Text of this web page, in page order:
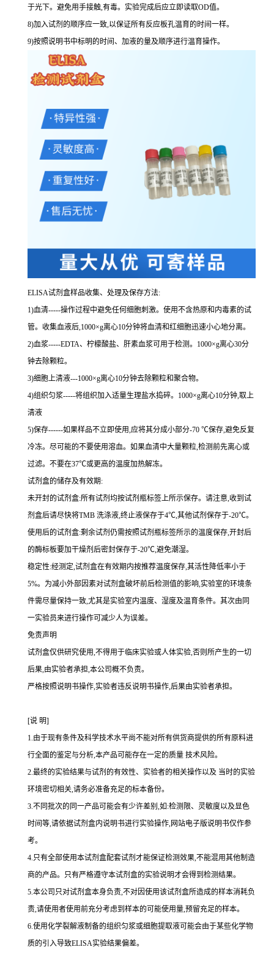
于光下。避免用手接触,有毒。实验完成后应立即读取OD值。
8)加入试剂的顺序应一致,以保证所有反应板孔温育的时间一样。
9)按照说明书中标明的时间、加液的量及顺序进行温育操作。
ELISA试剂盒样品收集、处理及保存方法:
1)血清-----操作过程中避免任何细胞刺激。使用不含热原和内毒素的试
管。收集血液后,1000×g离心10分钟将血清和红细胞迅速小心地分离。
2)血浆-----EDTA、柠檬酸盐、肝素血浆可用于检测。 1000×g离心30分
钟去除颗粒。
3)细胞上清液---1000×g离心10分钟去除颗粒和聚合物。
4)组织匀浆-----将组织加入适量生理盐水捣碎。 1000×g离心10分钟,取上
清液
5)保存------如果样品不立即使用,应将其分成小部分-70 ℃保存,避免反复
冷冻。尽可能的不要使用溶血。如果血清中大量颗粒,检测前先离心或
过滤。不要在37℃或更高的温度加热解冻。
试剂盒的储存及有效期:
未开封的试剂盒:所有试剂均按试剂瓶标签上所示保存。请注意,收到试
剂盒后请尽快将TMB 洗涤液,终止液保存于4℃,其他试剂保存于-20℃。
使用后的试剂盒:剩余试剂仍需按照试剂瓶标签所示的温度保存,开封后
的酶标板要加干燥剂后密封保存于-20℃,避免潮湿。
稳定性:经测定,试剂盒在有效期内按推荐温度保存,其活性降低率小于
5%。为减小外部因素对试剂盒破坏前后检测值的影响,实验室的环境条
件需尽量保持一致,尤其是实验室内温度、湿度及温育条件。其次由同
一实验员来进行操作可减少人为误差。
免责声明
试剂盒仅供研究使用,不得用于临床实验或人体实验,否则所产生的一切
后果,由实验者承担,本公司概不负责。
严格按照说明书操作,实验者违反说明书操作,后果由实验者承担。
[说 明]
1.由于现有条件及科学技术水平尚不能对所有供货商提供的所有原料进
行全面的鉴定与分析,本产品可能存在一定的质量 技术风险。
2.最终的实验结果与试剂的有效性、实验者的相关操作以及 当时的实验
环境密切相关,请务必准备充足的标本备份。
3.不同批次的同一产品可能会有少许差别,如:检测限、灵敏度以及显色
时间等,请依据试剂盒内说明书进行实验操作,网站电子版说明书仅作参
考。
4.只有全部使用本试剂盒配套试剂才能保证检测效果,不能混用其他制造
商的产品。只有严格遵守本试剂盒的实验说明才会得到 检测结果。
5.本公司只对试剂盒本身负责,不对因使用该试剂盒所造成的样本消耗负
责,请使用者使用前充分考虑到样本的可能使用量,预留充足的样本。
6.使用化学裂解液制备的组织匀浆或细胞提取液可能会由于某些化学物
质的引入导致ELISA实验结果偏差。